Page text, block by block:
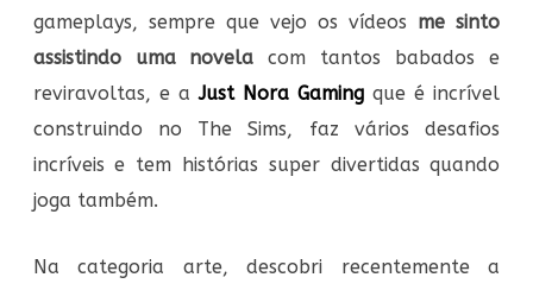
gameplays, sempre que vejo os vídeos me sinto
assistindo uma novela com tantos babados e
reviravoltas, e aJust Nora Gaming que é incrível
construindo no The Sims, faz vários desafios
incríveis e tem histórias super divertidas quando
joga também.
Na categoria arte, descobri recentemente a